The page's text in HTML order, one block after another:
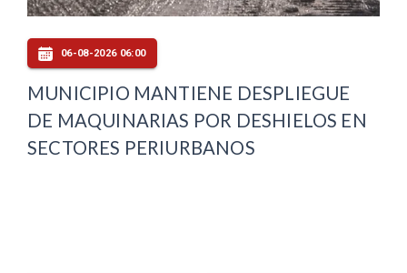
06-08-2026 06:00
MUNICIPIO MANTIENE DESPLIEGUE
DE MAQUINARIAS POR DESHIELOS EN
SECTORES PERIURBANOS